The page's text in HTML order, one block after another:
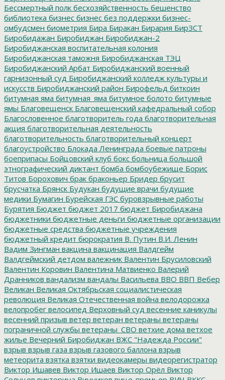
Бессмертный полк бесхозяйственность бешенство
библиотека бизнес бизнес без поддержки бизнес-
омбудсмен биометрия Бира Биракан Бирария БирЗСТ
Биробидажан Биробиджан Биробиджан-2
Биробиджанская воспитательная колония
Биробиджанская таможня Биробиджанская ТЭЦ
Биробиджанский Арбат Биробиджанский военный
гарнизонный суд Биробиджанский колледж культуры и
искусств Биробиджанский район Бирофельд биткоин
битумная яма битумная_яма битумное болото битумные
ямы Благовещенск Благовещенский кафедральный собор
Благословенное благотворитель года благотворительная
акция благотворительная деятельность
благотворительность благотворительный концерт
благоустройство Блокада Ленинграда боевые патроны
боеприпасы Бойцовский клуб бокс больница большой
этнографический диктант бомба бомбоубежище Борис
Титов Борохович брак браконьер Бридер брусит
брусчатка Брянск Будукан будущие врачи будущие
медики Бумагин Бурейская ГЭС буровзрывные работы
Бурятия Бюджет бюджет 2017 бюджет Биробиджана
бюджетники бюджетные деньги бюджетные организации
бюджетные средства бюджетные учреждения
бюджетный кредит бюрократия В. Путин В.И. Ленин
Вадим Зингман вакцина вакцинация Валдгейм
Валдгеймский детдом валежник Валентин Брусиловский
Валентин Коровин Валентина Матвиенко Валерий
Дранников вандализм вандалы Васильева ВВО ВВП Вебер
Великан Великая Октябрьская социалистическая
революция Великая Отечественная война велодорожка
велопробег велосипед Верховный суд весенние каникулы
весенний призыв ветер ветеран ветераны ветераны
пограничной службы ветераны_СВО ветхие дома ветхое
жилье Вечерний Биробиджан ВЖС "Надежда России"
взрыв взрыв газа взрыв газового баллона взрыв
метеорита взятка взятки видеокамеры видеорегистратор
Виктор Ишавев Виктор Ишаев Виктор Орёл Виктор